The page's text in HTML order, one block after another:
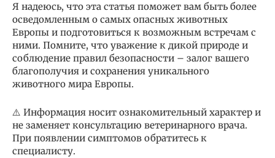
Я надеюсь, что эта статья поможет вам быть более
осведомленным о самых опасных животных
Европы и подготовиться к возможным встречам с
ними. Помните, что уважение к дикой природе и
соблюдение правил безопасности – залог вашего
благополучия и сохранения уникального
животного мира Европы.
⚠️ Информация носит ознакомительный характер и
не заменяет консультацию ветеринарного врача.
При появлении симптомов обратитесь к
специалисту.